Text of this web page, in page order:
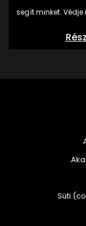
segít minket.
Süti